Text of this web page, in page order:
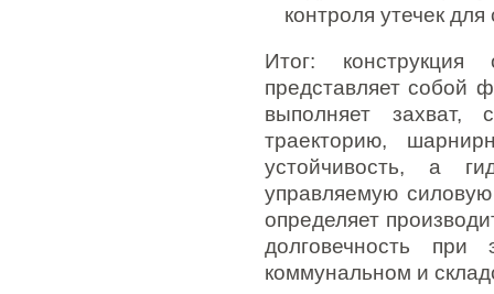
контроля утечек
Итог: конструкция
представляет собой
выполняет захват,
траекторию,
устойчивость, а
управляемую
определяет
долговечность при
коммунальном и